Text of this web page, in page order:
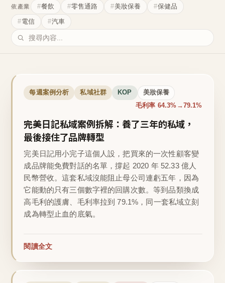
依產業 餐飲 零售通路 美妝保養
保健品
電信
汽車
每週案例分析 私域社群 KOP 美妝保養
毛利率 64.3%→79.1%
完美日記私域案例拆解：養了三年的私域，
最後接住了品牌轉型
完美日記用小完子這個人設，把買來的一次性顧客變
成品牌能免費對話的名單，撐起 2020 年 52.33 億人
民幣營收。這套私域沒能阻止母公司連虧五年，因為
它能動的只有三個數字裡的回購次數。等到品類換成
高毛利的護膚、毛利率拉到 79.1%，同一套私域立刻
成為轉型止血的底氣。
閱讀全文